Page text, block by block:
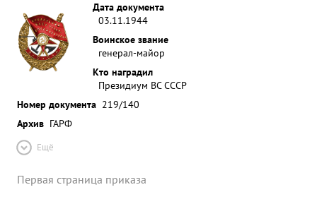
Дата документа
03.11.1944
Воинское звание
генерал-майор
Кто наградил
Президиум ВС СССР
Номер документа 219/140
Архив ГАРФ
Ещё
Первая страница приказа